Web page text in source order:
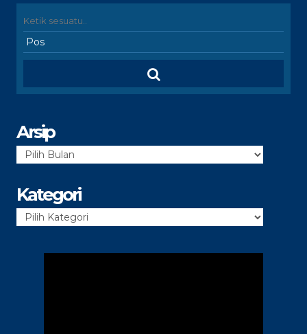
Arsip
Arsip
Kategori
Kategori